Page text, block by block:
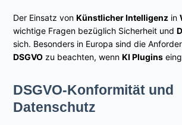
Der Einsatz vonKünstlicher Intelligenz in
wichtige Fragen bezüglich Sicherheit und
sich. Besonders in Europa sind die
DSGVO zu beachten, wennKI Plugins
DSGVO-Konformität und
Datenschutz